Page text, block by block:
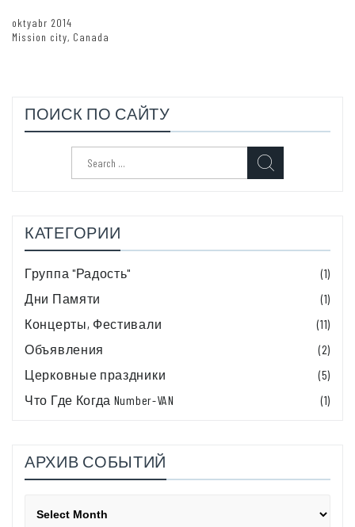
oktyabr 2014
Mission city, Canada
ПОИСК ПО САЙТУ
КАТЕГОРИИ
Группа "Радость"
(1)
Дни Памяти
(1)
Концерты, Фестивали
(11)
Объявления
(2)
Церковные праздники
(5)
Что Где Когда Number-VAN
(1)
АРХИВ СОБЫТИЙ
событий